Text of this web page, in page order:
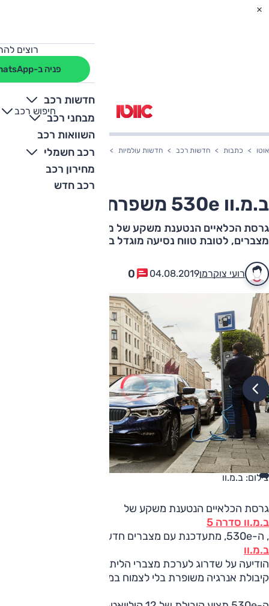
רוצים
פניה ב-WhatsApp
חדשות רכב
מבחני רכב
השוואות רכב
רכב חשמלי
מחירון רכב
רכב חדש
חיפוש רכב
+
-
אוטו כתבות חדשות רכב חדשות עולמיות ב.מ.וו 530e משפרת טווח חשמלי
ב.מ.וו 530e משפרת טווח חשמלי
גרסת הכלאיים הנטענת משקע של מכונית הסאלון משדרגת
מצברים, לטובת טווח נסיעה מוגדל בלי בנזין
רועי צוקרמן04.08.2019
0
צילום: ב.מ.וו
גרסת הכלאיים הנטענת משקע של
ב.מ.וו סדרה 5
, ה-530e, מתעדכנת עם מצברים חדשים.
ב.מ.וו
הודיעה על שדרוג לערכת מצברי הליתיום-יון של המכונית, שיציעו
קיבולת אנרגיה משופרת בלי לצמוח במידות.